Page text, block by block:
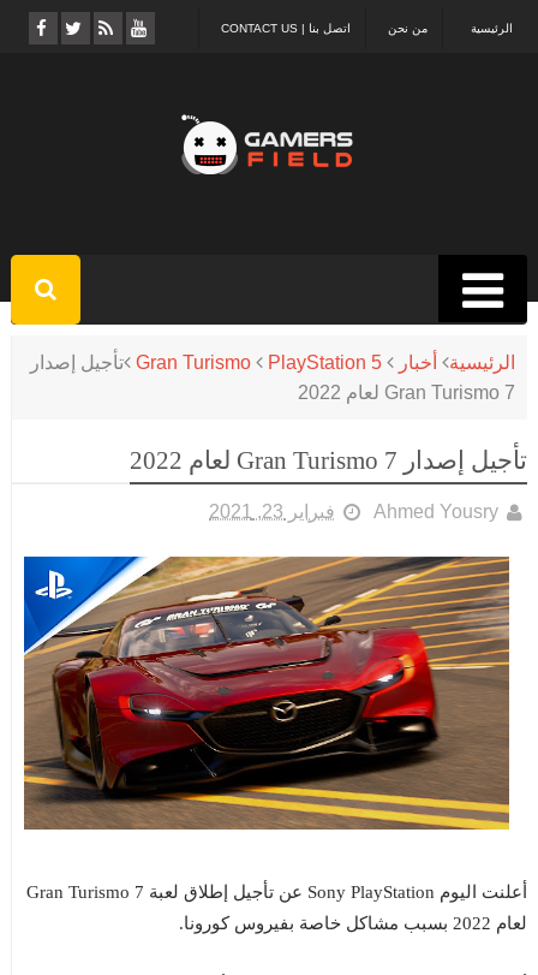
اتصل بنا | CONTACT US من نحن الرئيسية
الرئيسية أخبار Gran Turismo PlayStation 5
تأجيل إصدار
Gran Turismo 7 لعام 2022
تأجيل إصدار Gran Turismo 7 لعام 2022
Ahmed Yousry فبراير 23, 2021
أعلنت اليوم Sony PlayStation عن تأجيل إطلاق لعبة Gran Turismo 7
لعام 2022 بسبب مشاكل خاصة بفيروس كورونا.